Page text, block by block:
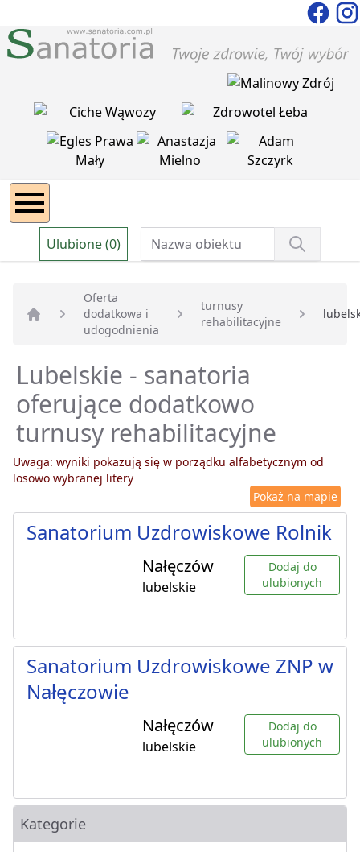
Ulubione (0)
Strona główna
Oferta
dodatkowa i
udogodnienia
turnusy
rehabilitacyjne
Lubelskie - sanatoria
oferujące dodatkowo
turnusy rehabilitacyjne
Uwaga: wyniki pokazują się w porządku alfabetycznym od
losowo wybranej litery
Pokaż na mapie
Sanatorium Uzdrowiskowe Rolnik
Nałęczów
lubelskie
Dodaj do
ulubionych
Sanatorium Uzdrowiskowe ZNP w
Nałęczowie
Nałęczów
lubelskie
Dodaj do
ulubionych
Kategorie